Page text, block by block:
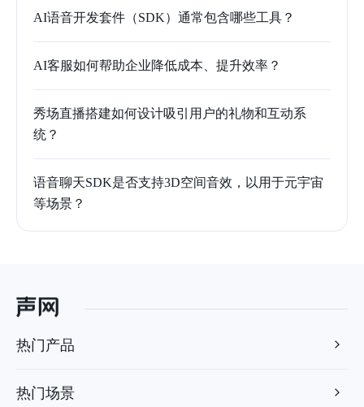
AI语音开发套件（SDK）通常包含哪些工具？
AI客服如何帮助企业降低成本、提升效率？
秀场直播搭建如何设计吸引用户的礼物和互动系
统？
语音聊天SDK是否支持3D空间音效，以用于元宇宙
等场景？
热门产品
热门场景